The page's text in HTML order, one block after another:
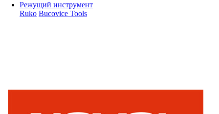
Режущий инструмент
Ruko Bucovice Tools